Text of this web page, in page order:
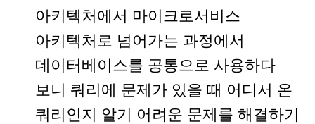
아키텍처에서 마이크로서비스
아키텍처로 넘어가는 과정에서
데이터베이스를 공통으로 사용하다
보니 쿼리에 문제가 있을 때 어디서 온
쿼리인지 알기 어려운 문제를 해결하기